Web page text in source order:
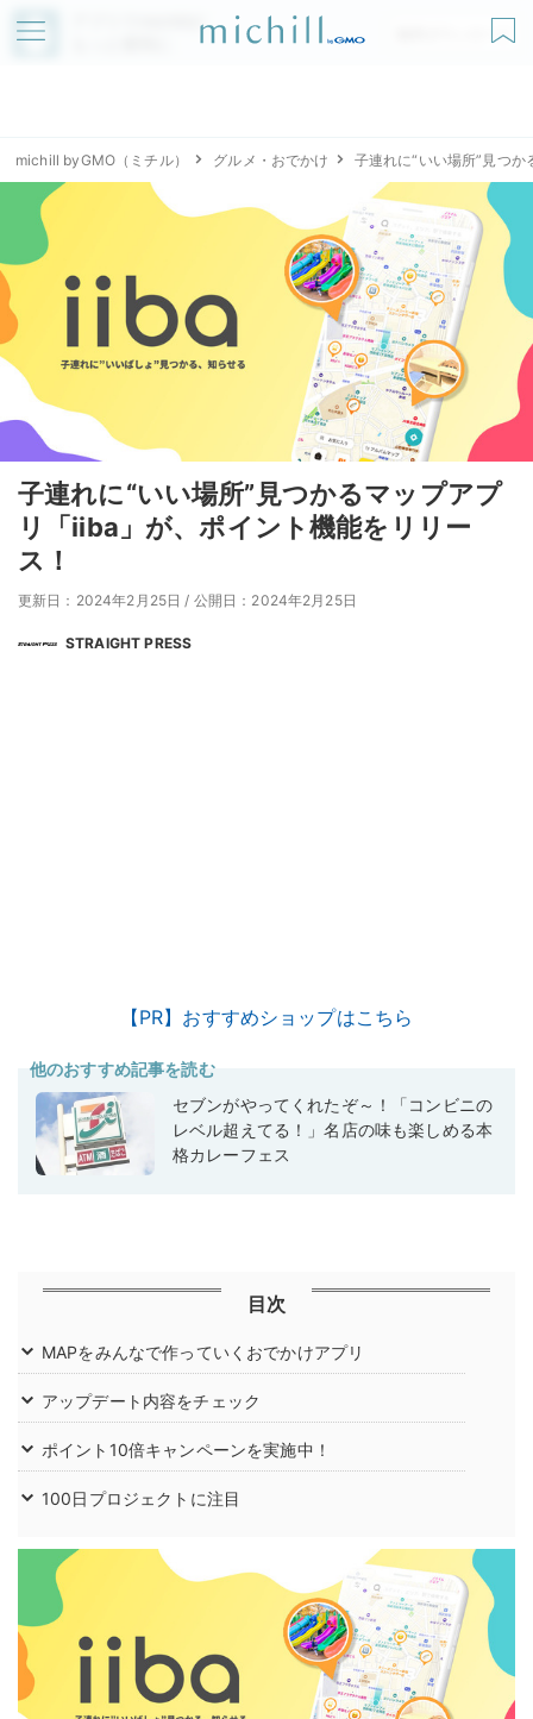
アプリでmichillが
無料ダウンロード
michill byGMO（ミチル） グルメ・おでかけ 子連れに“いい場所”見つ
子連れに“いい場所”見つかるマップアプ
リ「iiba」が、ポイント機能をリリー
ス！
更新日：2024年2月25日 / 公開日：2024年2月25日
STRAIGHT PRESS
【PR】おすすめショップはこちら
他のおすすめ記事を読む
セブンがやってくれたぞ～！「コンビニの
レベル超えてる！」名店の味も楽しめる本
格カレーフェス
目次
MAPをみんなで作っていくおでかけアプリ
アップデート内容をチェック
ポイント10倍キャンペーンを実施中！
100日プロジェクトに注目